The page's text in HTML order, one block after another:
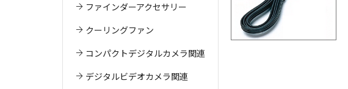
ファインダーアクセサリー
クーリングファン
コンパクトデジタルカメラ関連
デジタルビデオカメラ関連